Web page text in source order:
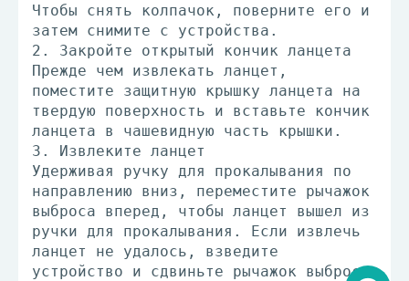
Чтобы снять колпачок, поверните его и
затем снимите с устройства.
2. Закройте открытый кончик ланцета
Прежде чем извлекать ланцет,
поместите защитную крышку ланцета на
твердую поверхность и вставьте кончик
ланцета в чашевидную часть крышки.
3. Извлеките ланцет
Удерживая ручку для прокалывания по
направлению вниз, переместите рычажок
выброса вперед, чтобы ланцет вышел из
ручки для прокалывания. Если извлечь
ланцет не удалось, взведите
устройство и сдвиньте рычажок выброса